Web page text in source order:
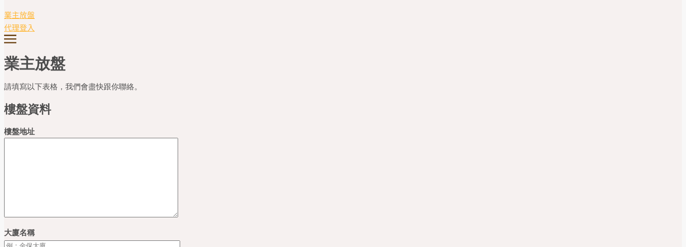
業主放盤
代理登入
業主放盤
請填寫以下表格，我們會盡快跟你聯絡。
樓盤資料
樓盤地址
大廈名稱